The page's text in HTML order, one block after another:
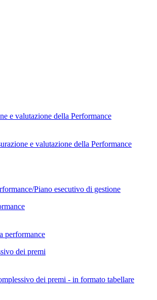
e valutazione della Performance
e valutazione della Performance
Piano esecutivo di gestione
performance
dei premi
dei premi - in formato tabellare